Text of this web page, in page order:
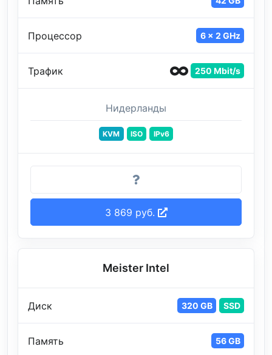
Процессор 6 x 2 GHz
Трафик 250 Mbit/s
Нидерланды
KVM ISO IPv6
3 869 руб.
Meister Intel
Диск 320 GB SSD
Память 56 GB